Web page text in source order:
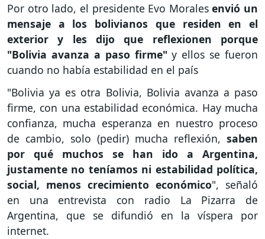
Por otro lado, el presidente Evo Moralesenvió un
mensaje a los bolivianos que residen en el
exterior y les dijo que reflexionen porque
"Bolivia avanza a paso firme"y ellos se fueron
cuando no había estabilidad en el país
"Bolivia ya es otra Bolivia, Bolivia avanza a paso
firme, con una estabilidad económica. Hay mucha
confianza, mucha esperanza en nuestro proceso
de cambio, solo (pedir) mucha reflexión, saben
por qué muchos se han ido a Argentina,
justamente no teníamos ni estabilidad política,
social, menos crecimiento económico", señaló
en una entrevista con radio La Pizarra de
Argentina, que se difundió en la víspera por
internet.